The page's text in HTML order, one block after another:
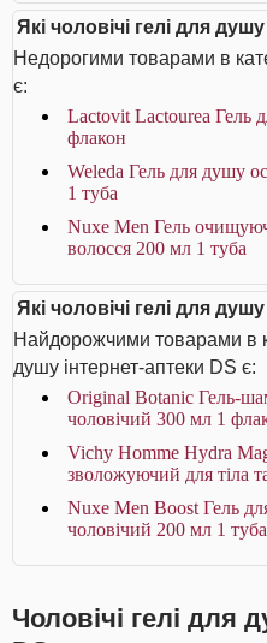
Які чоловічі гелі для
Недорогими товарами в
є:
Lactovit Lactourea Гель
флакон
Weleda Гель для душу
1 туба
Nuxe Men Гель
волосся 200 мл 1 туба
Які чоловічі гелі для
Найдорожчими товарами в
душу інтернет-аптеки DS є:
Original Botanic Гель-
чоловічий 300 мл 1
Vichy Homme Hydra
зволожуючий для тіла
Nuxe Men Boost Гель
чоловічий 200 мл 1 туба
Чоловічі гелі для